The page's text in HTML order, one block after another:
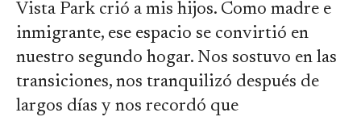
Vista Park crió a mis hijos. Como madre e
inmigrante, ese espacio se convirtió en
nuestro segundo hogar. Nos sostuvo en las
transiciones, nos tranquilizó después de
largos días y nos recordó que